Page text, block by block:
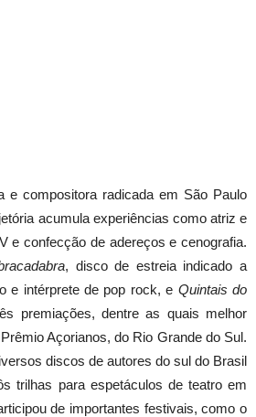
e compositora radicada em São Paulo
acumula experiências como atriz e
e confecção de adereços e cenografia.
, disco de estreia indicado a
e intérprete de pop rock, e Quintais do
premiações, dentre as quais melhor
Açorianos, do Rio Grande do Sul.
discos de autores do sul do Brasil
trilhas para espetáculos de teatro em
de importantes festivais, como o